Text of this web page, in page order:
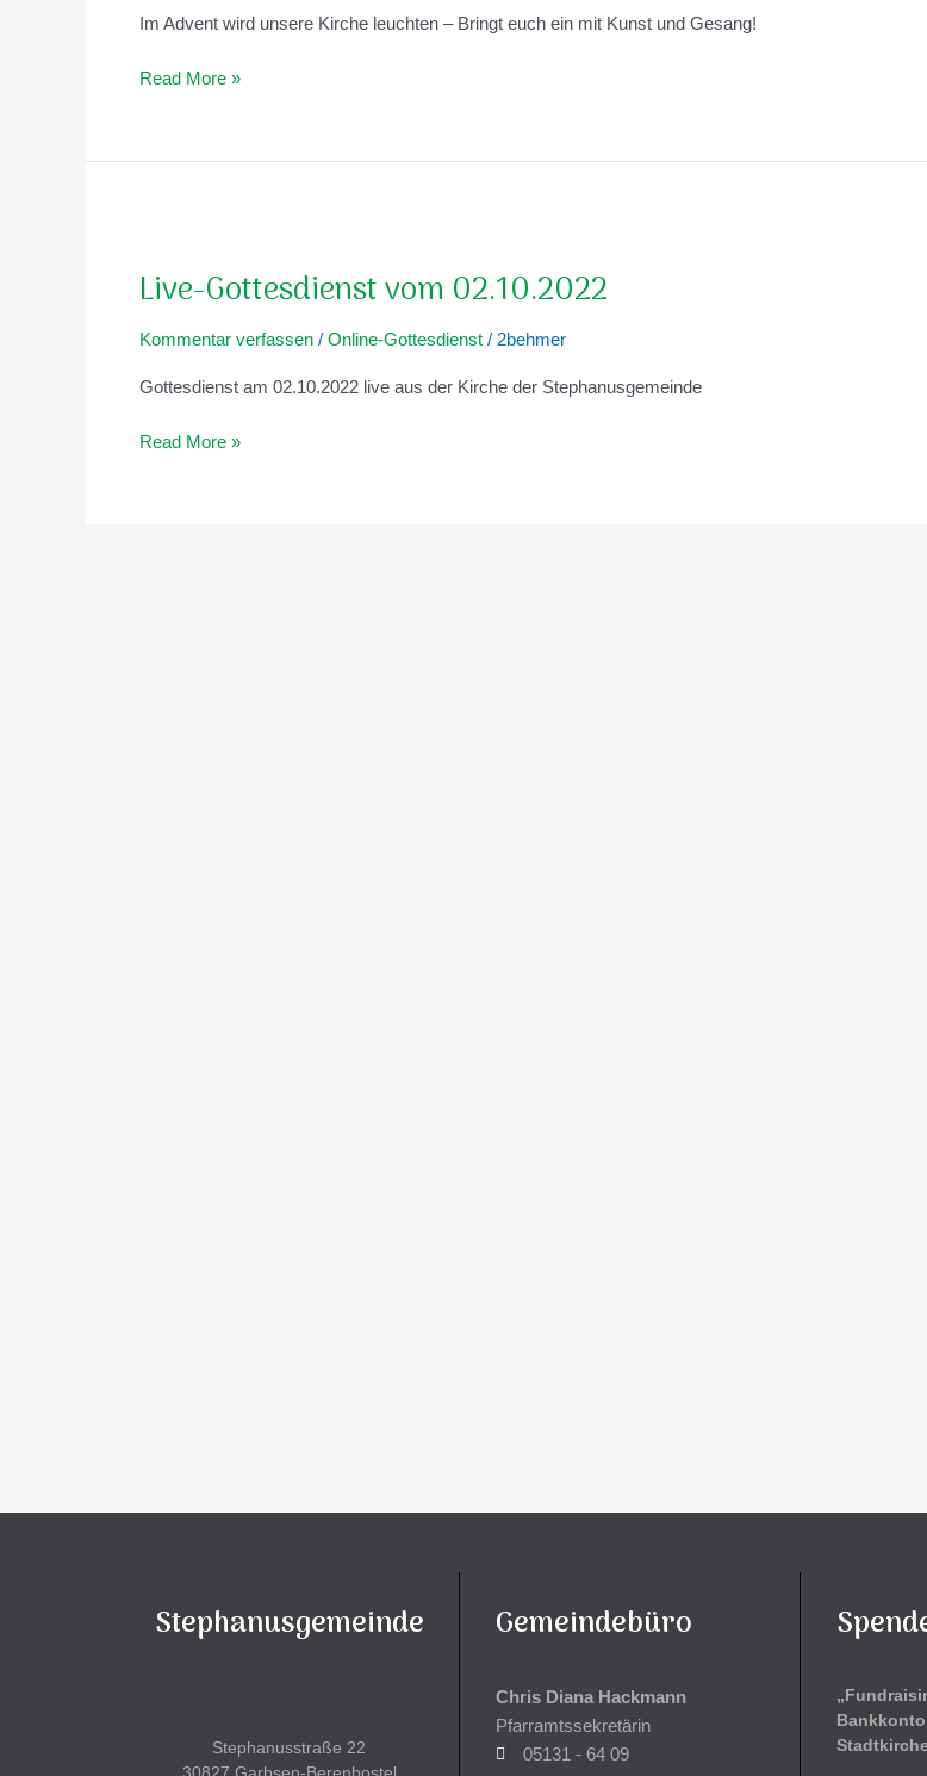
Im Advent wird unsere Kirche leuchten – Bringt euch ein mit Kunst und Gesang!
Read More »
Live-Gottesdienst vom 02.10.2022
Kommentar verfassen / Online-Gottesdienst / 2behmer
Gottesdienst am 02.10.2022 live aus der Kirche der Stephanusgemeinde
vom
Read More »
Stephanusgemeinde
Stephanusstraße 22
30827 Garbsen-Berenbostel
Gemeindebüro
Chris Diana Hackmann
Pfarramtssekretärin
05131 - 64 09